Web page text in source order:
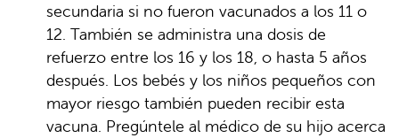
secundaria si no fueron vacunados a los 11 o
12. También se administra una dosis de
refuerzo entre los 16 y los 18, o hasta 5 años
después. Los bebés y los niños pequeños con
mayor riesgo también pueden recibir esta
vacuna. Pregúntele al médico de su hijo acerca